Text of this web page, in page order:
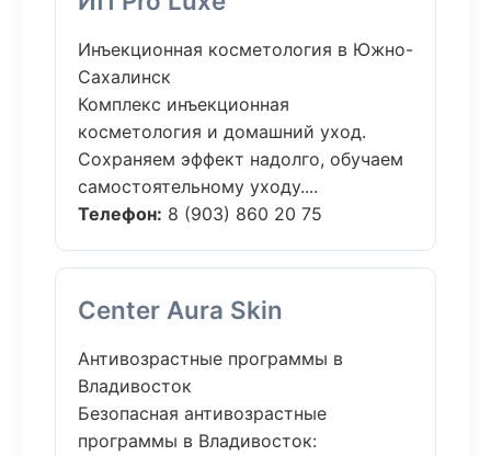
Инъекционная косметология в Южно-
Сахалинск
Комплекс инъекционная
косметология и домашний уход.
Сохраняем эффект надолго, обучаем
самостоятельному уходу....
Телефон: 8 (903) 860 20 75
Center Aura Skin
Антивозрастные программы в
Владивосток
Безопасная антивозрастные
программы в Владивосток: